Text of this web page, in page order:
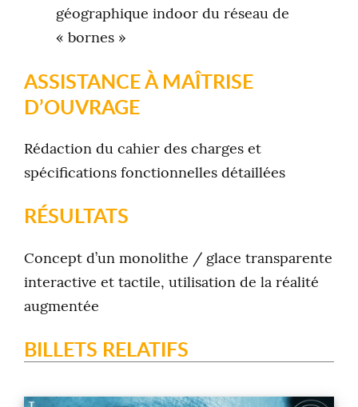
géographique indoor du réseau de
« bornes »
ASSISTANCE À MAÎTRISE
D’OUVRAGE
Rédaction du cahier des charges et
spécifications fonctionnelles détaillées
RÉSULTATS
Concept d’un monolithe / glace transparente
interactive et tactile, utilisation de la réalité
augmentée
BILLETS RELATIFS